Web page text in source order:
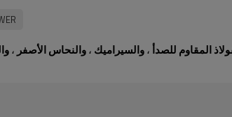
المقاوم للصدأ،والسيراميك ،والنحاس الأصفر ،